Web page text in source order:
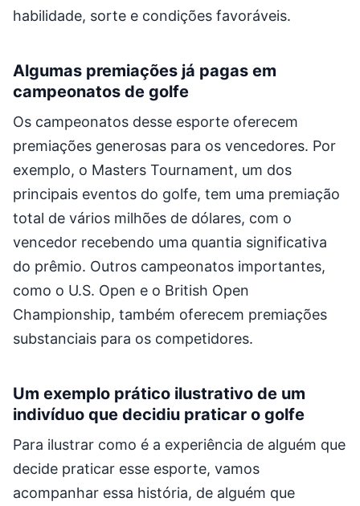
habilidade, sorte e condições favoráveis.
Algumas premiações já pagas em
campeonatos de golfe
Os campeonatos desse esporte oferecem
premiações generosas para os vencedores. Por
exemplo, o Masters Tournament, um dos
principais eventos do golfe, tem uma premiação
total de vários milhões de dólares, com o
vencedor recebendo uma quantia significativa
do prêmio. Outros campeonatos importantes,
como o U.S. Open e o British Open
Championship, também oferecem premiações
substanciais para os competidores.
Um exemplo prático ilustrativo de um
indivíduo que decidiu praticar o golfe
Para ilustrar como é a experiência de alguém que
decide praticar esse esporte, vamos
acompanhar essa história, de alguém que